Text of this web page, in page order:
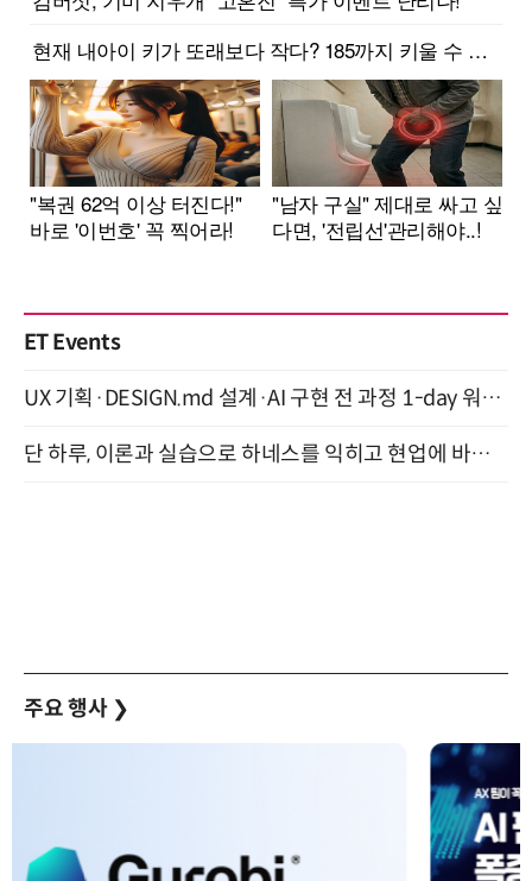
ET Events
UX 기획·DESIGN.md 설계·AI 구현 전 과정 1-day 워크숍 with Claude Code·Codex 9월 15일 개최
단 하루, 이론과 실습으로 하네스를 익히고 현업에 바로 쓰는 핸즈온 워크숍 (8/20)
주요 행사 ❯